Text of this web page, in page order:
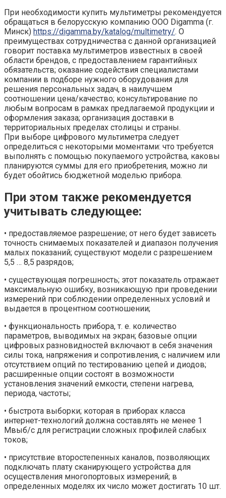
При необходимости купить мультиметры рекомендуется
обращаться в белорусскую компанию ООО Digamma (г.
Минск) https://digamma.by/katalog/multimetry/. О
преимуществах сотрудничества с данной организацией
говорит поставка мультиметров известных в своей
области брендов, с предоставлением гарантийных
обязательств; оказание содействия специалистами
компании в подборе нужного оборудования для
решения персональных задач, в наилучшем
соотношении цена/качество; консультирование по
любым вопросам в рамках предлагаемой продукции и
оформления заказа; организация доставки в
территориальных пределах столицы и страны.
При выборе цифрового мультиметра следует
определиться с некоторыми моментами: что требуется
выполнять с помощью покупаемого устройства, каковы
планируются суммы для его приобретения, можно ли
будет обойтись бюджетной моделью прибора.
При этом также рекомендуется
учитывать следующее:
• предоставляемое разрешение; от него будет зависеть
точность снимаемых показателей и диапазон получения
малых показаний; существуют модели с разрешением
5,5 … 8,5 разрядов;
• существующая погрешность; этот показатель отражает
максимальную ошибку, возникающую при проведении
измерений при соблюдении определенных условий и
выдается в процентном соотношении;
• функциональность прибора, т. е. количество
параметров, выводимых на экран; базовые опции
цифровых разновидностей включают в себя значения
силы тока, напряжения и сопротивления, с наличием или
отсутствием опций по тестированию цепей и диодов;
расширенные опции состоят в возможности
установления значений емкости, степени нагрева,
периода, частоты;
• быстрота выборки; которая в приборах класса
интернет-технологий должна составлять не менее 1
Мвыб/с для регистрации сложных профилей слабых
токов;
• присутствие второстепенных каналов, позволяющих
подключать плату сканирующего устройства для
осуществления многопортовых измерений; в
определенных моделях их число может достигать 10 шт.